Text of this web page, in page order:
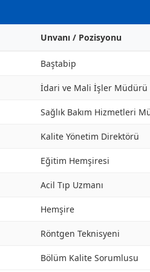
Unvanı / Pozisyonu
Baştabip
İdari ve Mali İşler Müdürü
Sağlık Bakım Hizmetleri
Kalite Yönetim Direktörü
Eğitim Hemşiresi
Acil Tıp Uzmanı
Hemşire
Röntgen Teknisyeni
Bölüm Kalite Sorumlusu